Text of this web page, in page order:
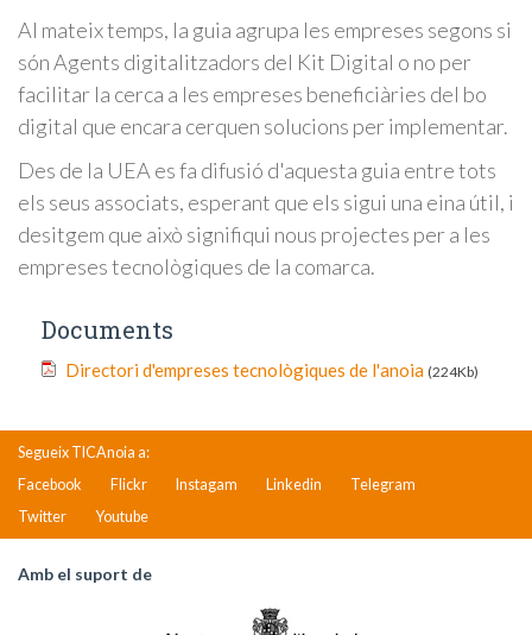
Al mateix temps, la guia agrupa les empreses segons si
són Agents digitalitzadors del Kit Digital o no per
facilitar la cerca a les empreses beneficiàries del bo
digital que encara cerquen solucions per implementar.
Des de la UEA es fa difusió d'aquesta guia entre tots
els seus associats, esperant que els sigui una eina útil, i
desitgem que això signifiqui nous projectes per a les
empreses tecnològiques de la comarca.
Documents
Directori d'empreses tecnològiques de l'anoia (224Kb)
Segueix TICAnoia a:
Facebook
Flickr Instagam Linkedin
Telegram
Twitter
Youtube
Amb el suport de